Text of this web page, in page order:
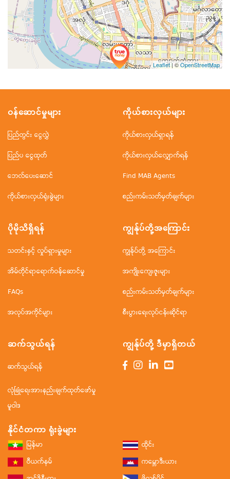
Leaflet| ©OpenStreetMap
ဝန်ဆောင်မှုများ
ပြည်တွင်း ငွေလွှဲ
ပြည်ပ ငွေထုတ်
ဘေလ်ပေးဆောင်
ကိုယ်စားလှယ်ရုံးခွဲများ
ကိုယ်စားလှယ်များ
ကိုယ်စားလှယ်ရှာရန်
ကိုယ်စားလှယ်လျှောက်ရန်
Find MAB Agents
စည်းကမ်းသတ်မှတ်ချက်များ
ပိုမိုသိရှိရန်
သတင်းနှင့် လှုပ်ရှားမှုများ
အိမ်တိုင်ရာရောက်ဝန်ဆောင်မှု
FAQs
အလုပ်အကိုင်များ
ကျွန်ုပ်တို့အ‌ကြောင်း
ကျွန်ုပ်တို့ အကြောင်း
အကျိုးကျေးဇူးများ
စည်းကမ်းသတ်မှတ်ချက်များ
စီးပွားရေးလုပ်ငန်းဆိုင်ရာ
ဆက်သွယ်ရန်
ဆက်သွယ်ရန်
လုံခြုံရေးအားနည်းချက်ထုတ်ဖော်မှု
မူဝါဒ
ကျွန်ုပ်တို့ ဒီမှာရှိတယ်
နိုင်ငံတကာ ရုံးခွဲများ
မြန်မာ
ထိုင်း
ဗီယက်နမ်
ကမ္ဘောဒီးယား